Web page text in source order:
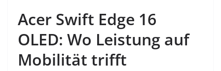
Acer Swift Edge 16
OLED: Wo Leistung auf
Mobilität trifft